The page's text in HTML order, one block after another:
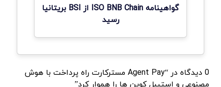
گواهینامه ISO BNB Chain از BSI بریتانیا
رسید
0 دیدگاه در “Agent Pay مسترکارت راه پرداخت با هوش
مصنوعی و استیبل کوین ها را هموار کرد”